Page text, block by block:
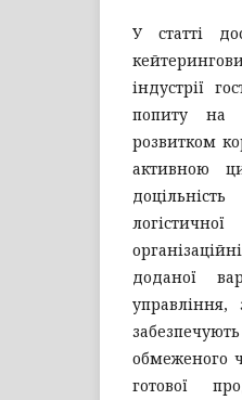
У статті
індустрії
попиту на
розвитком
активною
доданої
управління,
обмеженого
готової